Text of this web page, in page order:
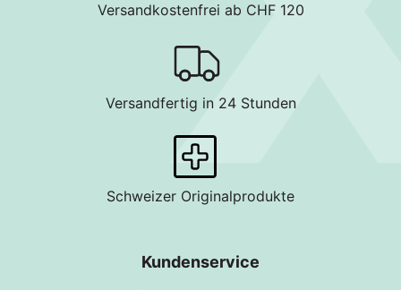
Versandkostenfrei ab CHF 120
Versandfertig in 24 Stunden
Schweizer Originalprodukte
Kundenservice